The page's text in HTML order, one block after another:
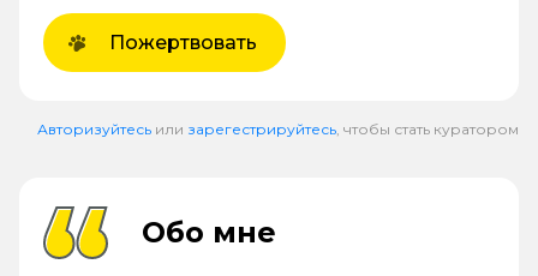
Пожертвовать
Авторизуйтесь или зарегестрируйтесь , чтобы стать куратором
Обо мне